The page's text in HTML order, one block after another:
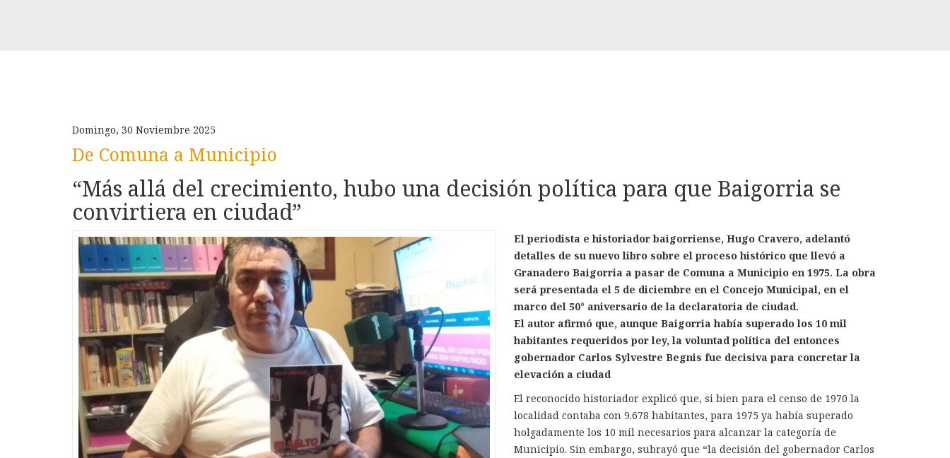
Domingo, 30 Noviembre 2025
De Comuna a Municipio
“Más allá del crecimiento, hubo una decisión política para que Baigorria se
convirtiera en ciudad”
El periodista e historiador baigorriense, Hugo Cravero, adelantó
detalles de su nuevo libro sobre el proceso histórico que llevó a
Granadero Baigorria a pasar de Comuna a Municipio en 1975. La obra
será presentada el 5 de diciembre en el Concejo Municipal, en el
marco del 50° aniversario de la declaratoria de ciudad.
El autor afirmó que, aunque Baigorria había superado los 10 mil
habitantes requeridos por ley, la voluntad política del entonces
gobernador Carlos Sylvestre Begnis fue decisiva para concretar la
elevación a ciudad
El reconocido historiador explicó que, si bien para el censo de 1970 la
localidad contaba con 9.678 habitantes, para 1975 ya había superado
holgadamente los 10 mil necesarios para alcanzar la categoría de
Municipio. Sin embargo, subrayó que “la decisión del gobernador Carlos